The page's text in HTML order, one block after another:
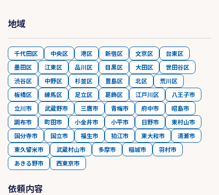
地域
千代田区 中央区 港区 新宿区 文京区
台東区
墨田区
江東区 品川区 目黒区 大田区
世田谷区
渋谷区
中野区 杉並区 豊島区 北区
荒川区
板橋区
練馬区 足立区 葛飾区 江戸川区
八王子市
立川市
武蔵野市 三鷹市 青梅市 府中市
昭島市
調布市
町田市 小金井市 小平市 日野市
東村山市
国分寺市
国立市 福生市 狛江市 東大和市
清瀬市
東久留米市
武蔵村山市 多摩市 稲城市
羽村市
あきる野市
西東京市
依頼内容